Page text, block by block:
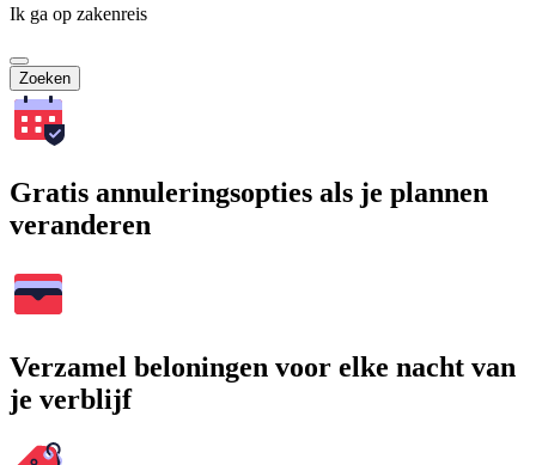
Ik ga op zakenreis
Zoeken
Gratis annuleringsopties als je plannen
veranderen
Verzamel beloningen voor elke nacht van
je verblijf